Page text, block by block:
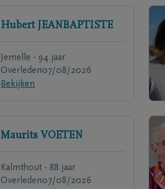
Hubert JEANBAPTISTE
Jemelle - 94 jaar
Overleden07/08/2026
Bekijken
Maurits VOETEN
Kalmthout - 88 jaar
Overleden07/08/2026